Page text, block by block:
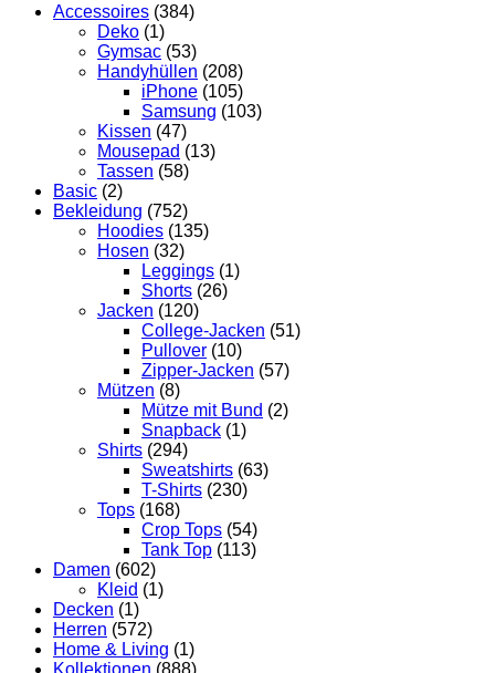
Accessoires (384)
Deko (1)
Gymsac (53)
Handyhüllen (208)
iPhone (105)
Samsung (103)
Kissen (47)
Mousepad (13)
Tassen (58)
Basic (2)
Bekleidung (752)
Hoodies (135)
Hosen (32)
Leggings (1)
Shorts (26)
Jacken (120)
College-Jacken (51)
Pullover (10)
Zipper-Jacken (57)
Mützen (8)
Mütze mit Bund (2)
Snapback (1)
Shirts (294)
Sweatshirts (63)
T-Shirts (230)
Tops (168)
Crop Tops (54)
Tank Top (113)
Damen (602)
Kleid (1)
Decken (1)
Herren (572)
Home & Living (1)
Kollektionen (888)